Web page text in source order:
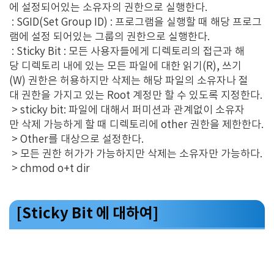
에 설정되어있는 소유자의 권한으로 실행한다.
: SGID(Set Group ID) : 프로그램을 실행할 때 해당 프로그
램에 설정 되어있는 그룹의 권한으로 실행한다.
: Sticky Bit : 모든 사용자들에게 디렉토리의 접근과 해
당 디렉토리 내에 있는 모든 파일에 대한 읽기(R), 쓰기
(W) 권한은 허용하지만 삭제는 해당 파일의 소유자나 절
대 권한을 가지고 있는 Root 계정만 할 수 있도록 지정한다.
> sticky bit: 파일에 대해서 퍼미션과 관계없이 소유자
만 삭제 가능하게 할 때 디렉토리에 other 권한을 제한한다.
> Other를 대상으로 설정한다.
> 모든 권한 허가가 가능하지만 삭제는 소유자만 가능하다.
> chmod o+t dir
[Sticky Bit 에 대하여]